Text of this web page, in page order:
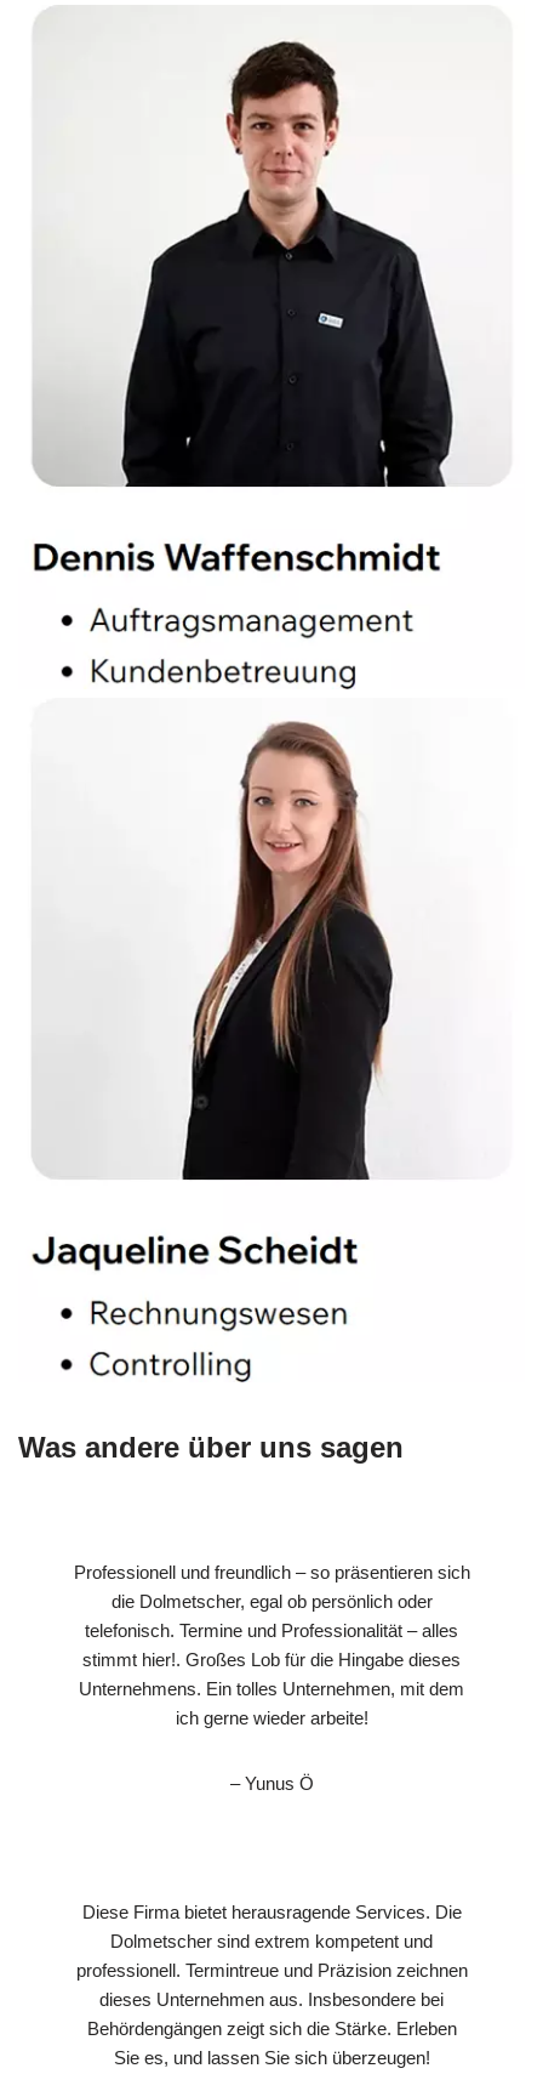
Was andere über uns sagen
Professionell und freundlich – so präsentieren sich
die Dolmetscher, egal ob persönlich oder
telefonisch. Termine und Professionalität – alles
stimmt hier!. Großes Lob für die Hingabe dieses
Unternehmens. Ein tolles Unternehmen, mit dem
ich gerne wieder arbeite!
– Yunus Ö
Diese Firma bietet herausragende Services. Die
Dolmetscher sind extrem kompetent und
professionell. Termintreue und Präzision zeichnen
dieses Unternehmen aus. Insbesondere bei
Behördengängen zeigt sich die Stärke. Erleben
Sie es, und lassen Sie sich überzeugen!